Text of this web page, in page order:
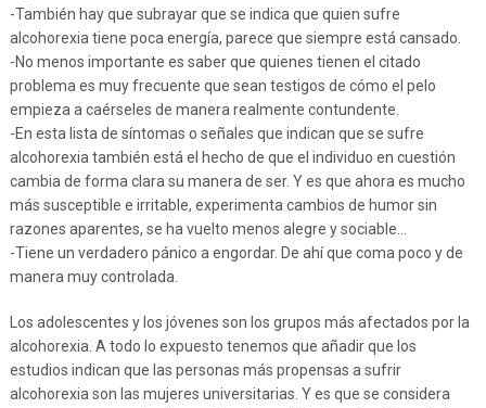
-También hay que subrayar que se indica que quien sufre
alcohorexia tiene poca energía, parece que siempre está cansado.
-No menos importante es saber que quienes tienen el citado
problema es muy frecuente que sean testigos de cómo el pelo
empieza a caérseles de manera realmente contundente.
-En esta lista de síntomas o señales que indican que se sufre
alcohorexia también está el hecho de que el individuo en cuestión
cambia de forma clara su manera de ser. Y es que ahora es mucho
más susceptible e irritable, experimenta cambios de humor sin
razones aparentes, se ha vuelto menos alegre y sociable…
-Tiene un verdadero pánico a engordar. De ahí que coma poco y de
manera muy controlada.
Los adolescentes y los jóvenes son los grupos más afectados por la
alcohorexia. A todo lo expuesto tenemos que añadir que los
estudios indican que las personas más propensas a sufrir
alcohorexia son las mujeres universitarias. Y es que se considera